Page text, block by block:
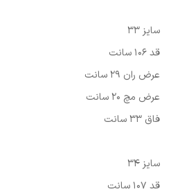
سایز 33
قد 106 سانت
عرض ران 29 سانت
عرض مچ 20 سانت
فاق 33 سانت
سایز 34
قد 107 سانت